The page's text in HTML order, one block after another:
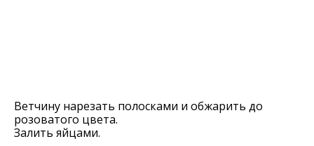
Ветчину нарезать полосками и обжарить до
розоватого цвета.
Залить яйцами.